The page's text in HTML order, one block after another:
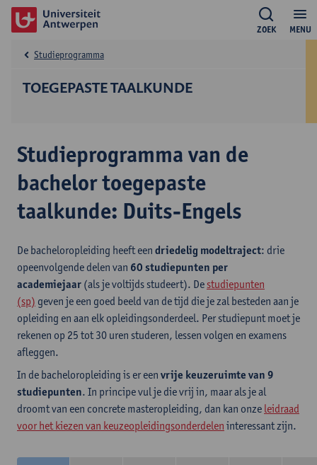
MENU
ZOEK
TOEGEPASTE TAALKUNDE
Studieprogramma
Studieprogramma van de
bachelor toegepaste
taalkunde: Duits-Engels
De bacheloropleiding heeft een driedelig modeltraject: drie
opeenvolgende delen van 60 studiepunten per
academiejaar (als je voltijds studeert). De studiepunten
(sp) geven je een goed beeld van de tijd die je zal besteden aan je
opleiding en aan elk opleidingsonderdeel. Per studiepunt moet je
rekenen op 25 tot 30 uren studeren, lessen volgen en examens
afleggen.
In de bacheloropleiding is er een vrije keuzeruimte van 9
studiepunten. In principe vul je die vrij in, maar als je al
droomt van een concrete masteropleiding, dan kan onze leidraad
voor het kiezen van keuzeopleidingsonderdelen interessant zijn.